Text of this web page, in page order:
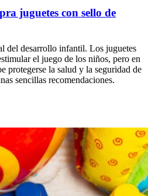
juguetes con sello de
del desarrollo infantil. Los juguetes
el juego de los niños, pero en
protegerse la salud y la seguridad de
sencillas recomendaciones.